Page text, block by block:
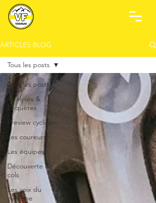
ARTICLES BLOG
Tous les posts
Analyses &
Enquêtes
Preview cyclisme
Les coureurs
Les équipes
Découverte de
cols
Les voix du
cyclisme
Tous les posts